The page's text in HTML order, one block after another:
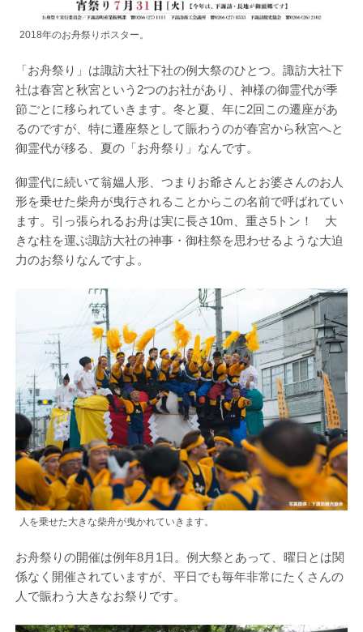
2018年のお舟祭りポスター。
「お舟祭り」は諏訪大社下社の例大祭のひとつ。諏訪大社下
社は春宮と秋宮という2つのお社があり、神様の御霊代が季
節ごとに移られていきます。冬と夏、年に2回この遷座があ
るのですが、特に遷座祭として賑わうのが春宮から秋宮へと
御霊代が移る、夏の「お舟祭り」なんです。
御霊代に続いて翁媼人形、つまりお爺さんとお婆さんのお人
形を乗せた柴舟が曳行されることからこの名前で呼ばれてい
ます。引っ張られるお舟は実に長さ10m、重さ5トン！ 大
きな柱を運ぶ諏訪大社の神事・御柱祭を思わせるような大迫
力のお祭りなんですよ。
人を乗せた大きな柴舟が曳かれていきます。
お舟祭りの開催は例年8月1日。例大祭とあって、曜日とは関
係なく開催されていますが、平日でも毎年非常にたくさんの
人で賑わう大きなお祭りです。